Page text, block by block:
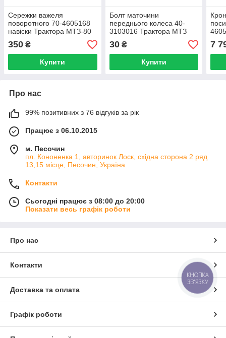
Сережки важеля
поворотного 70-4605168
навіски Трактора МТЗ-80
Завод
350 ₴
Купити
Болт маточини
переднього колеса 40-
3103016 Трактора МТЗ
30₴
Купити
7
Про нас
99% позитивних з 76 відгуків за рік
Працює з 06.10.2015
м. Песочин
пл. Кононенка 1, авторинок Лоск, східна сторона 2 ряд
13,15 місце, Песочин, Україна
Контакти
Сьогодні працює з 08:00 до 20:00
Показати весь графік роботи
Про нас
Контакти
Доставка та оплата
Графік роботи
КНОПКА
ЗВ'ЯЗКУ